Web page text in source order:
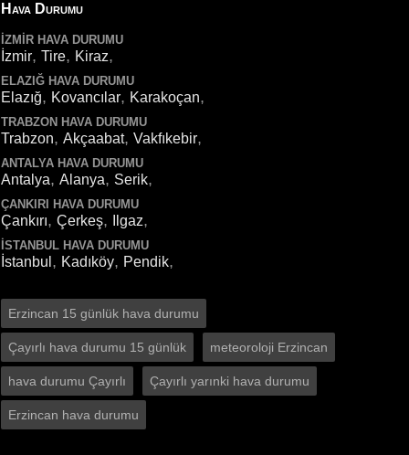
Hava Durumu
İZMIR HAVA DURUMU
İzmir, Tire, Kiraz,
ELAZIĞ HAVA DURUMU
Elazığ, Kovancılar, Karakoçan,
TRABZON HAVA DURUMU
Trabzon, Akçaabat, Vakfıkebir,
ANTALYA HAVA DURUMU
Antalya, Alanya, Serik,
ÇANKIRI HAVA DURUMU
Çankırı, Çerkeş, Ilgaz,
İSTANBUL HAVA DURUMU
İstanbul , Kadıköy, Pendik,
Erzincan 15 günlük hava durumu
Çayırlı hava durumu 15 günlük meteoroloji Erzincan
hava durumu Çayırlı Çayırlı yarınki hava durumu
Erzincan hava durumu